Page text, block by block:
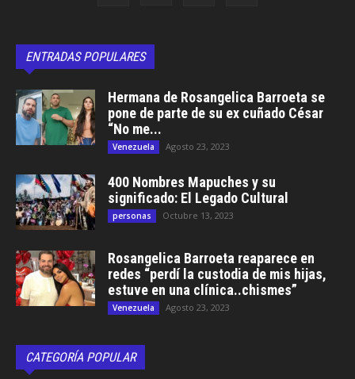
ENTRADAS POPULARES
Hermana de Rosangelica Barroeta se
pone de parte de su ex cuñado César
“No me...
Venezuela Agosto 23, 2023
400 Nombres Mapuches y su
significado: El Legado Cultural
personas Octubre 13, 2023
Rosangelica Barroeta reaparece en
redes “perdí la custodia de mis hijas,
estuve en una clínica..chismes”
Venezuela Agosto 23, 2023
CATEGORÍA POPULAR